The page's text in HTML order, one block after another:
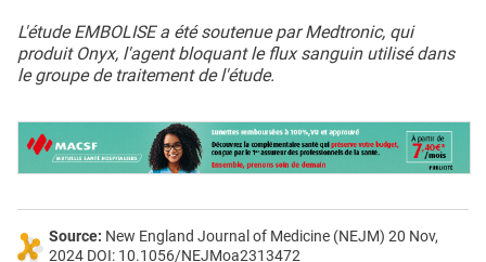
L'étude EMBOLISE a été soutenue par Medtronic, qui
produit Onyx, l'agent bloquant le flux sanguin utilisé dans
le groupe de traitement de l'étude.
Source: New England Journal of Medicine (NEJM) 20 Nov,
2024 DOI: 10.1056/NEJMoa2313472